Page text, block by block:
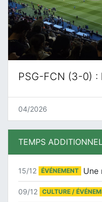
PSG-FCN (3-0) :
04/2026
TEMPS ADDITIONNEL
15/12 ÉVÉNEMENT
09/12 CULTURE /